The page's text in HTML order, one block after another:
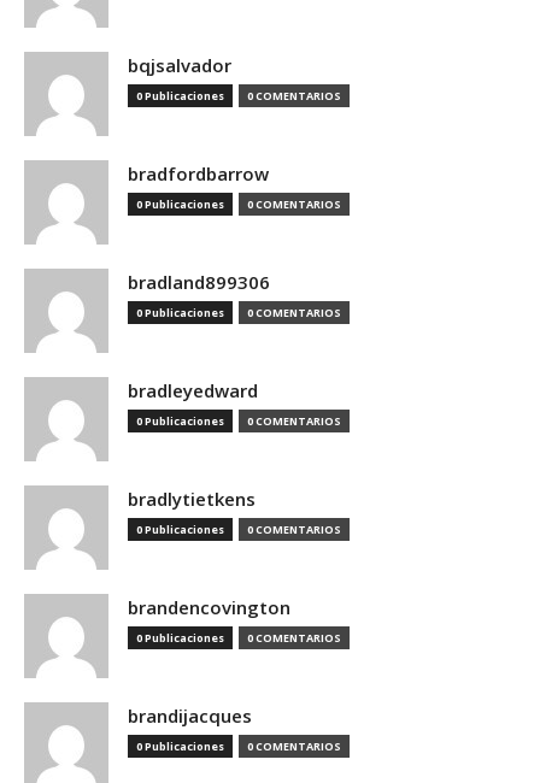
bqjsalvador
0 Publicaciones 0 COMENTARIOS
bradfordbarrow
0 Publicaciones 0 COMENTARIOS
bradland899306
0 Publicaciones 0 COMENTARIOS
bradleyedward
0 Publicaciones 0 COMENTARIOS
bradlytietkens
0 Publicaciones 0 COMENTARIOS
brandencovington
0 Publicaciones 0 COMENTARIOS
brandijacques
0 Publicaciones 0 COMENTARIOS